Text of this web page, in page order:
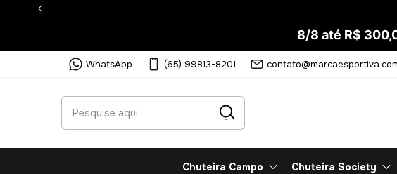
8/8 até R$
WhatsApp (65) 99813-8201
Chuteira Campo Chuteira Society